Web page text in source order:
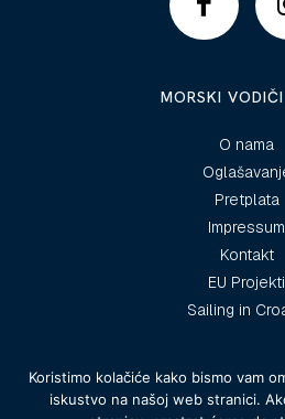
MORSKI
O nama
Pretplata
Impressum
Kontakt
EU Projekti
Sailing in
© 2025 Morski
Koristimo kolačiće kako bismo vam
iskustvo na našoj web stranici.